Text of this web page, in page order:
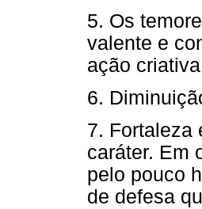
5. Os
valente e
ação
6.
7. Fortaleza
caráter. Em
pelo pouco
de defesa